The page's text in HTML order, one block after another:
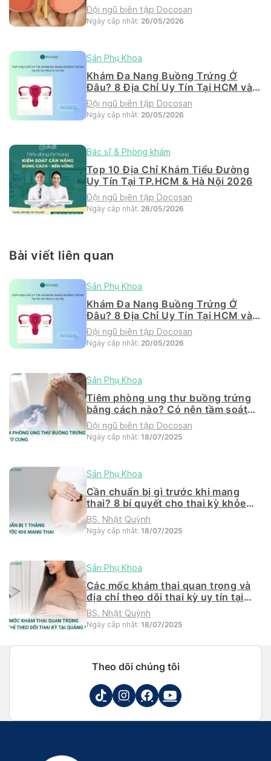
Đội ngũ biên tập Docosan
Ngày cập nhật: 26/05/2026
Sản Phụ Khoa
Khám Đa Nang Buồng Trứng Ở
Đâu? 8 Địa Chỉ Uy Tín Tại HCM và
Hà Nội 2026
Đội ngũ biên tập Docosan
Ngày cập nhật: 20/05/2026
Bác sĩ & Phòng khám
Top 10 Địa Chỉ Khám Tiểu Đường
Uy Tín Tại TP.HCM & Hà Nội 2026
Đội ngũ biên tập Docosan
Ngày cập nhật: 26/05/2026
Bài viết liên quan
Sản Phụ Khoa
Khám Đa Nang Buồng Trứng Ở
Đâu? 8 Địa Chỉ Uy Tín Tại HCM và
Hà Nội 2026
Đội ngũ biên tập Docosan
Ngày cập nhật: 20/05/2026
Sản Phụ Khoa
Tiêm phòng ung thư buồng trứng
bằng cách nào? Có nên tầm soát
khi tiêm
Đội ngũ biên tập Docosan
Ngày cập nhật: 18/07/2025
Sản Phụ Khoa
Cần chuẩn bị gì trước khi mang
thai? 8 bí quyết cho thai kỳ khỏe
mạnh
BS. Nhật Quỳnh
Ngày cập nhật: 18/07/2025
Sản Phụ Khoa
Các mốc khám thai quan trọng và
địa chỉ theo dõi thai kỳ uy tín tại
Quảng Nam
BS. Nhật Quỳnh
Ngày cập nhật: 18/07/2025
Theo dõi chúng tôi